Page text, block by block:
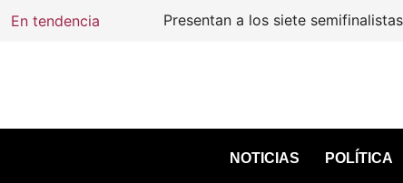
En tendencia Presentan a los siete semifinalistas
NOTICIAS POLÍTICA